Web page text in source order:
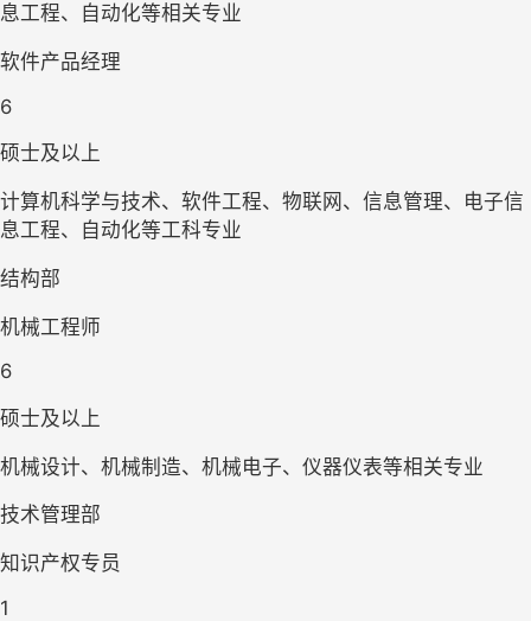
息工程、自动化等相关专业
软件产品经理
6
硕士及以上
计算机科学与技术、软件工程、物联网、信息管理、电子信
息工程、自动化等工科专业
结构部
机械工程师
6
硕士及以上
机械设计、机械制造、机械电子、仪器仪表等相关专业
技术管理部
知识产权专员
1